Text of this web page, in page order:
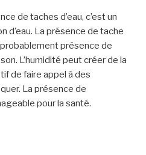
de taches d’eau, c’est un
d’eau. La présence de tache
probablement présence de
L’humidité peut créerde la
de faire appel à des
La présence de
pour la santé.